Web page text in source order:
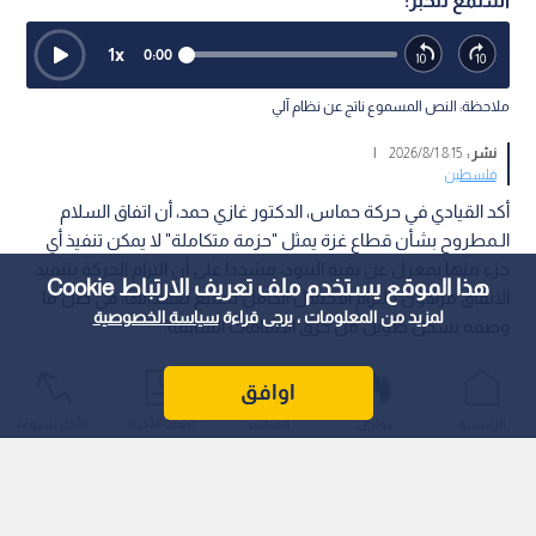
هذا الموقع يستخدم ملف تعريف الارتباط Cookie
لمزيد من المعلومات ، يرجى قراءةسياسة الخصوصية
اوافق
0:00
1x
ملاحظة: النص المسموع ناتج عن نظام آلي
نشر :8:15 2026/8/1
|
فلسطين
أكد القيادي في حركة حماس، الدكتور غازي حمد، أن اتفاق السلام
الـمطروح بشأن قطاع غزة يمثل "حزمة متكاملة" لا يمكن تنفيذ أي
الاتفاق مرهون بالتزام الاحتلال الكامل بجميع تعهداتها، في ظل ما
وصفه بسجل طويل من خرق الاتفاقات السابقة.
عواجل المباشر أحدث الأخبار